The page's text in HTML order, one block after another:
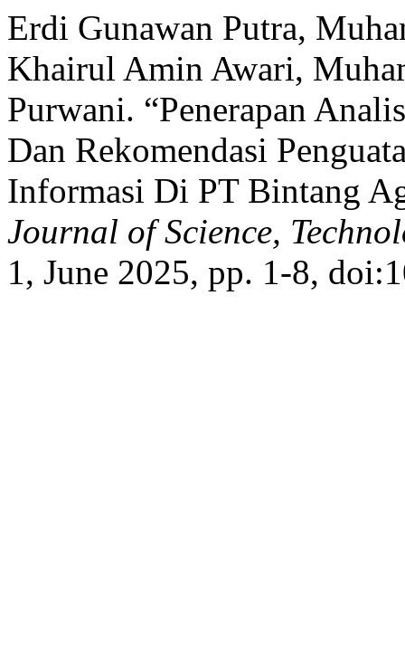
Erdi Gunawan Putra,
Khairul Amin Awari,
Purwani. “Penerapan
Dan Rekomendasi
Informasi Di PT Bintang
Journal of Science,
1, June 2025, pp. 1-8,